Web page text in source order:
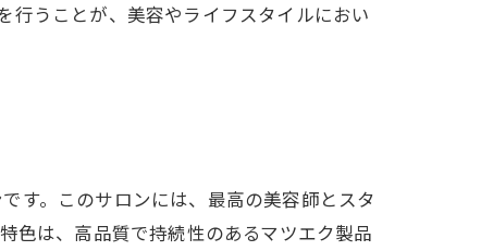
行うことが、美容やライフスタイルにおい
す。このサロンには、最高の美容師とスタ
色は、高品質で持続性のあるマツエク製品